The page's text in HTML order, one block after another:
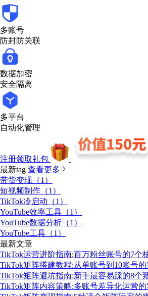
多账号
防封防关联
数据加密
安全隔离
多平台
自动化管理
注册领取礼包
最新tag 查看更多
带货变现（1）
短视频制作（1）
TikTok冷启动（1）
YouTube效率工具（1）
YouTube数据分析（1）
YouTube工具（1）
最新文章
TikTok运营进阶指南:百万粉丝账号的7个
TikTok矩阵搭建教程:从单账号到10账号
TikTok矩阵避坑指南:新手最容易踩的8个
TikTok矩阵内容策略:多账号差异化运营